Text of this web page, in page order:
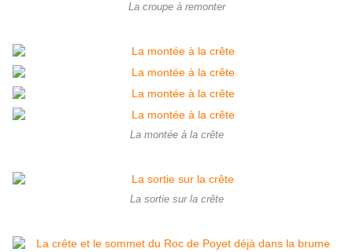
La croupe à remonter
La montée à la crête
La sortie sur la crête